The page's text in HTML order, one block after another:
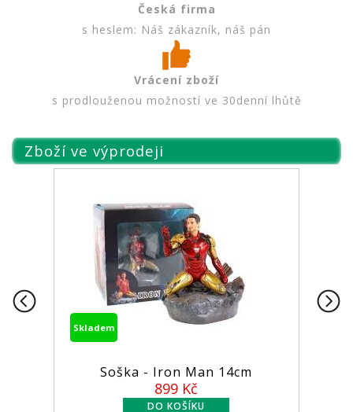
Česká firma
s heslem: Náš zákazník, náš pán
Vrácení zboží
s prodlouženou možností ve 30denní lhůtě
Zboží ve výprodeji
Skladem
Soška - Iron Man 14cm
899 Kč